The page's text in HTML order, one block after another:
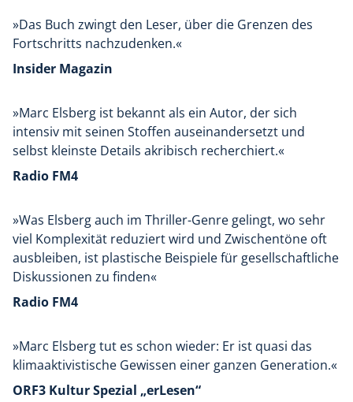
»Das Buch zwingt den Leser, über die Grenzen des
Fortschritts nachzudenken.«
Insider Magazin
»Marc Elsberg ist bekannt als ein Autor, der sich
intensiv mit seinen Stoffen auseinandersetzt und
selbst kleinste Details akribisch recherchiert.«
Radio FM4
»Was Elsberg auch im Thriller-Genre gelingt, wo sehr
viel Komplexität reduziert wird und Zwischentöne oft
ausbleiben, ist plastische Beispiele für gesellschaftliche
Diskussionen zu finden«
Radio FM4
»Marc Elsberg tut es schon wieder: Er ist quasi das
klimaaktivistische Gewissen einer ganzen Generation.«
ORF3 Kultur Spezial „erLesen“